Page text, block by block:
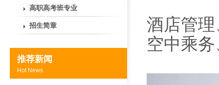
高职高考班专业
招生简章
推荐新闻
Hot News
酒店管
空中乘